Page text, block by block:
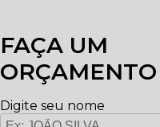
FAÇA UM
ORÇAMENTO
Digite seu nome